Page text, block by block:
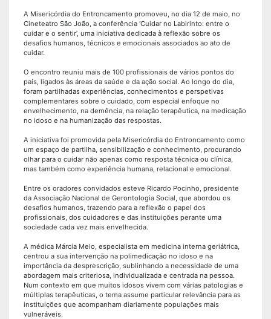
A Misericórdia do Entroncamento promoveu, no dia 12 de maio, no
Cineteatro São João, a conferência ‘Cuidar no Labirinto: entre o
cuidar e o sentir’, uma iniciativa dedicada à reflexão sobre os
desafios humanos, técnicos e emocionais associados ao ato de
cuidar.
O encontro reuniu mais de 100 profissionais de vários pontos do
país, ligados às áreas da saúde e da ação social. Ao longo do dia,
foram partilhadas experiências, conhecimentos e perspetivas
complementares sobre o cuidado, com especial enfoque no
envelhecimento, na demência, na relação terapêutica, na medicação
no idoso e na humanização das respostas.
A iniciativa foi promovida pela Misericórdia do Entroncamento como
um espaço de partilha, sensibilização e conhecimento, procurando
olhar para o cuidar não apenas como resposta técnica ou clínica,
mas também como experiência humana, relacional e emocional.
Entre os oradores convidados esteve Ricardo Pocinho, presidente
da Associação Nacional de Gerontologia Social, que abordou os
desafios humanos, trazendo para a reflexão o papel dos
profissionais, dos cuidadores e das instituições perante uma
sociedade cada vez mais envelhecida.
A médica Márcia Melo, especialista em medicina interna geriátrica,
centrou a sua intervenção na polimedicação no idoso e na
importância da desprescrição, sublinhando a necessidade de uma
abordagem mais criteriosa, individualizada e centrada na pessoa.
Num contexto em que muitos idosos vivem com várias patologias e
múltiplas terapêuticas, o tema assume particular relevância para as
instituições que acompanham diariamente populações mais
vulneráveis.